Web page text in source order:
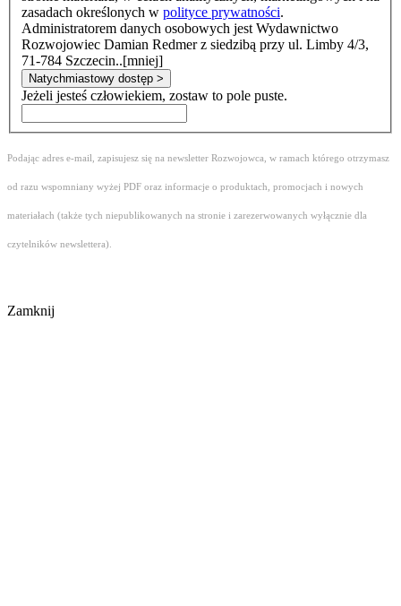
zasadach określonych w polityce prywatności.
Administratorem danych osobowych jest Wydawnictwo
Rozwojowiec Damian Redmer z siedzibą przy ul. Limby 4/3,
71-784 Szczecin..[mniej]
Natychmiastowy dostęp >
Jeżeli jesteś człowiekiem, zostaw to pole puste.
Podając adres e-mail, zapisujesz się na newsletter Rozwojowca, w ramach którego otrzymasz
od razu wspomniany wyżej PDF oraz informacje o produktach, promocjach i nowych
materiałach (także tych niepublikowanych na stronie i zarezerwowanych wyłącznie dla
czytelników newslettera).
Zamknij